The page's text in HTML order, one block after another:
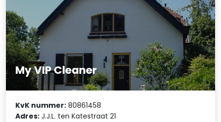
My VIP Cleaner
KvK nummer: 80861458
Adres: J.J.L. ten Katestraat 21